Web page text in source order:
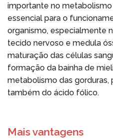
importante no
essencial para o
organismo, especialmente
tecido nervoso e medula
maturação das células
formação da bainha de
metabolismo das gorduras,
também do ácido fólico.
Mais vantagens